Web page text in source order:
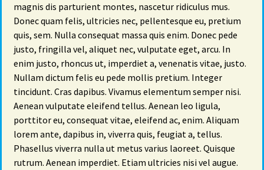
magnis dis parturient montes, nascetur ridiculus mus.
Donec quam felis, ultricies nec, pellentesque eu, pretium
quis, sem. Nulla consequat massa quis enim. Donec pede
justo, fringilla vel, aliquet nec, vulputate eget, arcu. In
enim justo, rhoncus ut, imperdiet a, venenatis vitae, justo.
Nullam dictum felis eu pede mollis pretium. Integer
tincidunt. Cras dapibus. Vivamus elementum semper nisi.
Aenean vulputate eleifend tellus. Aenean leo ligula,
porttitor eu, consequat vitae, eleifend ac, enim. Aliquam
lorem ante, dapibus in, viverra quis, feugiat a, tellus.
Phasellus viverra nulla ut metus varius laoreet. Quisque
rutrum. Aenean imperdiet. Etiam ultricies nisi vel augue.